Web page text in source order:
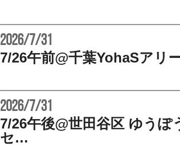
2026/7/31
7/26午前@千葉YohaSア
2026/7/31
7/26午後@世田谷区 ゆうぽ
セ…